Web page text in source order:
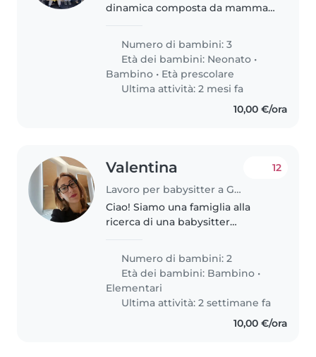
dinamica composta da mamma,
dolcezza: una bimba di 5 anni, un
bimbo di 3 anni e la più piccola
di 1 anno. Papà lavora..
Numero di bambini: 3
Età dei bambini: Neonato •
Bambino • Età prescolare
Ultima attività: 2 mesi fa
10,00 €/ora
Valentina
Lavoro per babysitter a Genova
12
Ciao! Siamo una famiglia alla
ricerca di una babysitter
bambino in età prescolare e un
bambino in età scolare. I nostri
figli sono calmi, curiosi..
Numero di bambini: 2
Età dei bambini: Bambino •
Elementari
Ultima attività: 2 settimane fa
10,00 €/ora